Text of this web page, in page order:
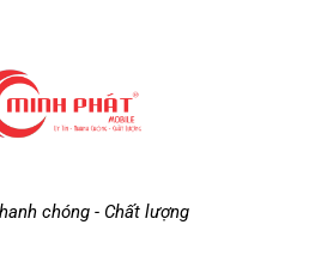
chóng - Chất lượng